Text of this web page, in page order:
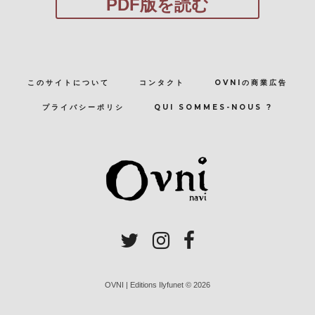
PDF版を読む
このサイトについて コンタクト OVNIの商業広告
プライバシーポリシ QUI SOMMES-NOUS ?
OVNI | Editions Ilyfunet © 2026